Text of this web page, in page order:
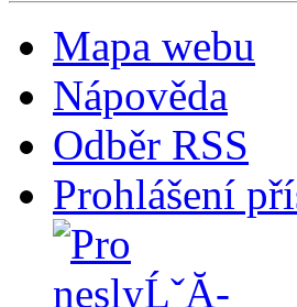
Mapa webu
Nápověda
Odběr RSS
Prohlášení